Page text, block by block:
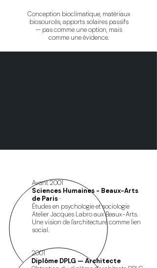
Conception bioclimatique, matériaux
biosourcés, apports solaires passifs
— pas comme une option, mais
comme une évidence.
Avant 2001
Sciences Humaines - Beaux-Arts
de Paris·
Études en psychologie et sociologie
Atelier Jacques Labro aux Beaux-Arts.
Une vision de l'architecture comme lien
social.
2001
Diplôme DPLG — Architecte